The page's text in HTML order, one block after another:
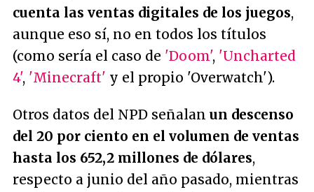
cuenta las ventas digitales de los juegos,
aunque eso sí, no en todos los títulos
(como sería el caso de 'Doom', 'Uncharted
4', 'Minecraft' y el propio 'Overwatch').
Otros datos del NPD señalan un descenso
del 20 por ciento en el volumen de ventas
hasta los 652,2 millones de dólares,
respecto a junio del año pasado, mientras